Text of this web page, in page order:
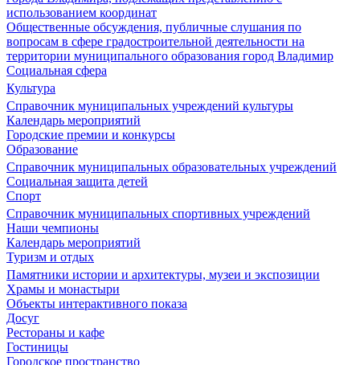
использованием координат
Общественные обсуждения, публичные слушания по
вопросам в сфере градостроительной деятельности на
территории муниципального образования город Владимир
Социальная сфера
Культура
Справочник муниципальных учреждений культуры
Календарь мероприятий
Городские премии и конкурсы
Образование
Справочник муниципальных образовательных учреждений
Социальная защита детей
Спорт
Справочник муниципальных спортивных учреждений
Наши чемпионы
Календарь мероприятий
Туризм и отдых
Памятники истории и архитектуры, музеи и экспозиции
Храмы и монастыри
Объекты интерактивного показа
Досуг
Рестораны и кафе
Гостиницы
Городское пространство